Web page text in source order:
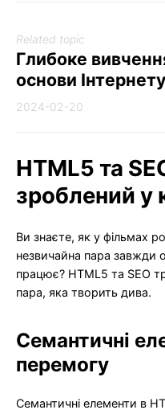
Related topic
Глибоке
основи Інтернету
2024-02-20
HTML5 та
зроблений у
Ви знаєте, як у фільмах
незвичайна пара завжди
працює? HTML5 та SEO
пара, яка творить дива.
Семантичні
перемогу
Семантичні елементи в